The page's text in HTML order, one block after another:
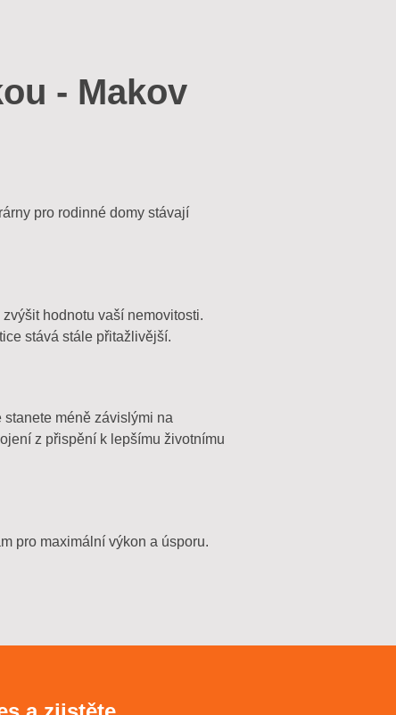
- Makov
pro rodinné domy stávají
hodnotu vaší nemovitosti.
stává stále přitažlivější.
stanete méně závislými na
z přispění k lepšímu životnímu
pro maximální výkon a úsporu.